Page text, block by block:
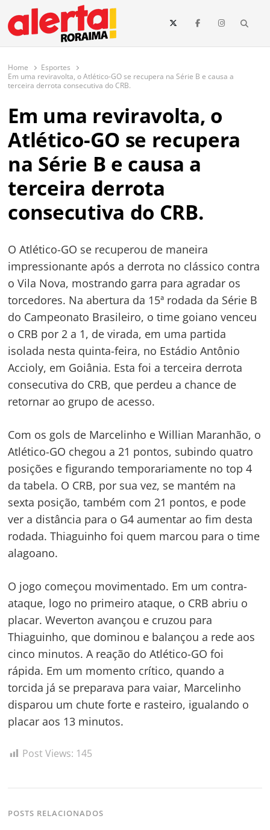
conteúdo
O maior portal de notícias de Roraima
O Alerta Roraima é seu portal de notícias completo sobre política,
e todo o estado de Roraima. Fique sempre informado com
atualizações em tempo real!
Home
Esportes
Em uma reviravolta, o Atlético-GO se recupera na Série B e causa a
terceira derrota consecutiva do CRB.
Em uma reviravolta, o
Atlético-GO se recupera
na Série B e causa a
terceira derrota
consecutiva do CRB.
O Atlético-GO se recuperou de maneira
impressionante após a derrota no clássico contra
o Vila Nova, mostrando garra para agradar os
torcedores. Na abertura da 15ª rodada da Série B
do Campeonato Brasileiro, o time goiano venceu
o CRB por 2 a 1, de virada, em uma partida
isolada nesta quinta-feira, no Estádio Antônio
Accioly, em Goiânia. Esta foi a terceira derrota
consecutiva do CRB, que perdeu a chance de
retornar ao grupo de acesso.
Com os gols de Marcelinho e Willian Maranhão, o
Atlético-GO chegou a 21 pontos, subindo quatro
posições e figurando temporariamente no top 4
da tabela. O CRB, por sua vez, se mantém na
sexta posição, também com 21 pontos, e pode
ver a distância para o G4 aumentar ao fim desta
rodada. Thiaguinho foi quem marcou para o time
alagoano.
O jogo começou movimentado. Em um contra-
ataque, logo no primeiro ataque, o CRB abriu o
placar. Weverton avançou e cruzou para
Thiaguinho, que dominou e balançou a rede aos
cinco minutos. A reação do Atlético-GO foi
rápida. Em um momento crítico, quando a
torcida já se preparava para vaiar, Marcelinho
disparou um chute forte e rasteiro, igualando o
placar aos 13 minutos.
Post Views: 145
POSTS RELACIONADOS
Navegação
de
Post